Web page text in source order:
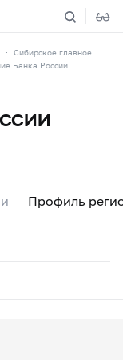
Сибирское главное
Банка России
Профиль